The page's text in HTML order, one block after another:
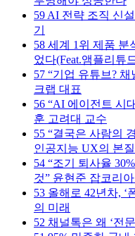
59 AI 전략 조직 신
기
58 세계 1위 제품 분
었다(Feat.앰플리튜
57 “기업 유튜브?
크랩 대표
56 “AI 에이전트 시
훈 고려대 교수
55 “결국은 사람의
인공지능 UX의 본질
54 “조기 퇴사율
것” 윤현준 잡코리
53 올해로 42년차, ‘
의 미래
52 채널톡은 왜 ‘전